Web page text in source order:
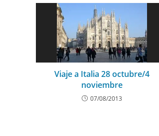
Viaje a Italia 28 octubre/4
noviembre
07/08/2013